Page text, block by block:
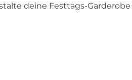
deine Festtags-